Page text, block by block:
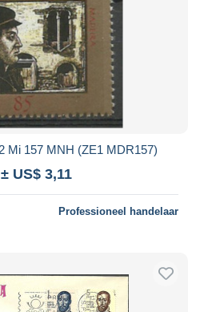
Mi 157 MNH (ZE1 MDR157)
± US$ 3,11
Professioneel handelaar